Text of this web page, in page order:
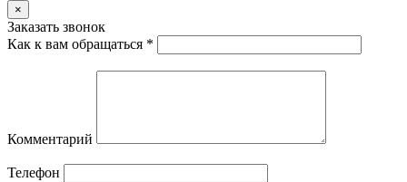
×
Заказать звонок
Как к вам обращаться *
Комментарий
Телефон